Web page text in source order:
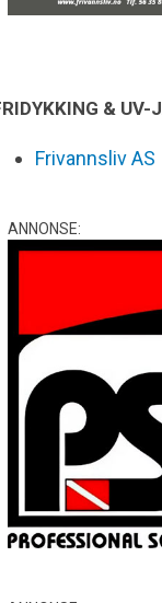
& UV-
Frivannsliv AS
ANNONSE: